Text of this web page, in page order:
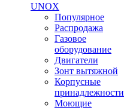
UNOX
Популярное
Распродажа
Газовое
оборудование
Двигатели
Зонт вытяжной
Корпусные
принадлежности
Моющие